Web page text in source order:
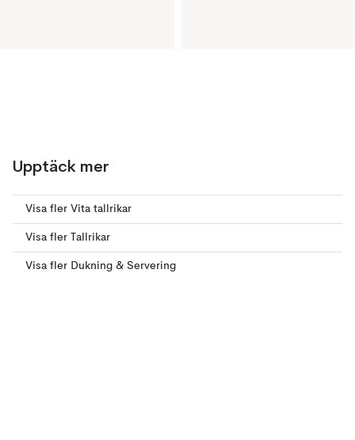
Upptäck mer
Visa fler Vita tallrikar
Visa fler Tallrikar
Visa fler Dukning & Servering